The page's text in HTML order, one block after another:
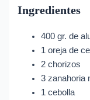
Ingredientes
400 gr. de
1 oreja de
2 chorizos
3 zanahoria
1 cebolla